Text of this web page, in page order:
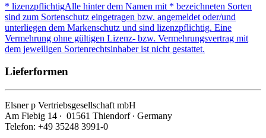
* lizenzpflichtigAlle hinter dem Namen mit * bezeichneten Sorten
sind zum Sortenschutz eingetragen bzw. angemeldet oder/und
unterliegen dem Markenschutz und sind lizenzpflichtig. Eine
Vermehrung ohne gültigen Lizenz- bzw. Vermehrungsvertrag mit
dem jeweiligen Sortenrechtsinhaber ist nicht gestattet.
Lieferformen
Elsnerp Vertriebsgesellschaft mbH
Am Fiebig 14 ∙ 01561 Thiendorf ∙ Germany
Telefon: +49 35248 3991-0